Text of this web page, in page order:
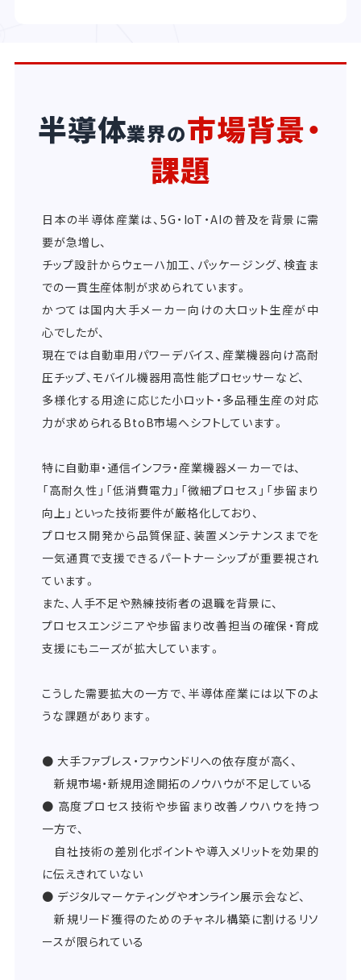
半導体業界の市場背景・
課題
日本の半導体産業は、5G・IoT・AIの普及を背景に需
要が急増し、
チップ設計からウェーハ加工、パッケージング、検査ま
での一貫生産体制が求められています。
かつては国内大手メーカー向けの大ロット生産が中
心でしたが、
現在では自動車用パワーデバイス、産業機器向け高耐
圧チップ、モバイル機器用高性能プロセッサーなど、
多様化する用途に応じた小ロット・多品種生産の対応
力が求められるBtoB市場へシフトしています。
特に自動車・通信インフラ・産業機器メーカーでは、
「高耐久性」「低消費電力」「微細プロセス」「歩留まり
向上」といった技術要件が厳格化しており、
プロセス開発から品質保証、装置メンテナンスまでを
一気通貫で支援できるパートナーシップが重要視され
ています。
また、人手不足や熟練技術者の退職を背景に、
プロセスエンジニアや歩留まり改善担当の確保・育成
支援にもニーズが拡大しています。
こうした需要拡大の一方で、半導体産業には以下のよ
うな課題があります。
● 大手ファブレス・ファウンドリへの依存度が高く、
新規市場・新規用途開拓のノウハウが不足している
● 高度プロセス技術や歩留まり改善ノウハウを持つ
一方で、
自社技術の差別化ポイントや導入メリットを効果的
に伝えきれていない
● デジタルマーケティングやオンライン展示会など、
新規リード獲得のためのチャネル構築に割けるリソ
ースが限られている